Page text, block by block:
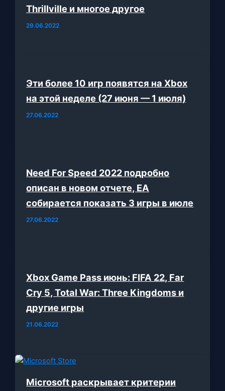
Thrillville и многое другое
29.06.2022
Эти более 10 игр появятся на Xbox
на этой неделе (27 июня — 1 июля)
27.06.2022
Need For Speed 2022 подробно
описан в новом отчете, EA
собирается показать 3 игры в июле
27.06.2022
Xbox Game Pass июнь: FIFA 22, Far
Cry 5, Total War: Three Kingdoms и
другие игры
21.06.2022
Microsoft раскрывает критерии